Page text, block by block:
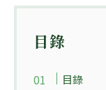
目錄
目錄